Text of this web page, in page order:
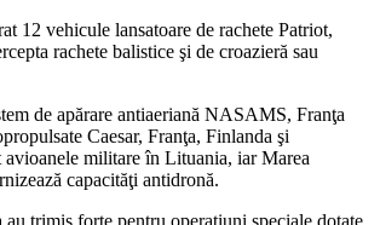
12 vehicule lansatoare de rachete Patriot,
rachete balistice şi de croazieră sau
de apărare antiaeriană NASAMS, Franţa
Caesar, Franţa, Finlanda şi
militare în Lituania, iar Marea
capacităţi antidronă.
trimis forţe pentru operaţiuni speciale dotate